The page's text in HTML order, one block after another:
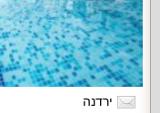
ירדנה